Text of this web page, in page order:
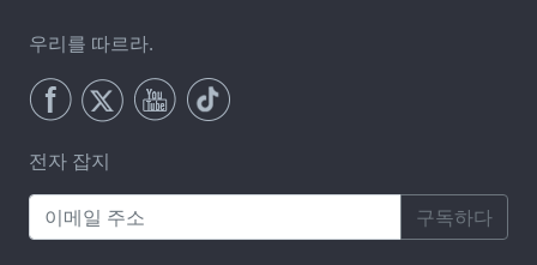
우리를 따르라.
전자 잡지
구독하다